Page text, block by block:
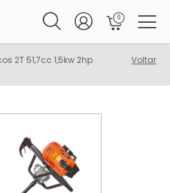
0
2T 51,7cc 1,5kw 2hp
Voltar